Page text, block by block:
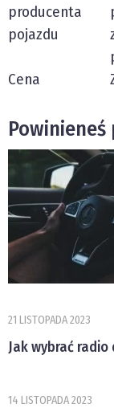
producenta
pojazdu
Cena
21 LISTOPADA 2023
Jak wybrać radio
14 LISTOPADA 2023